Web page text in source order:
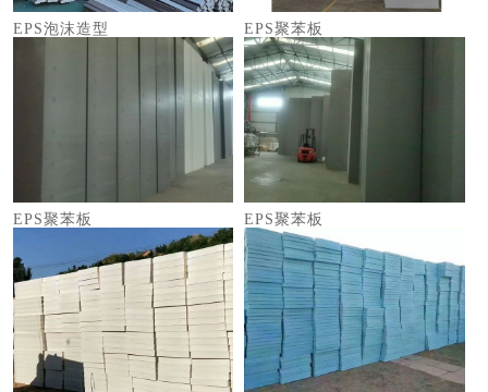
EPS泡沫造型 EPS聚苯板
EPS聚苯板 EPS聚苯板